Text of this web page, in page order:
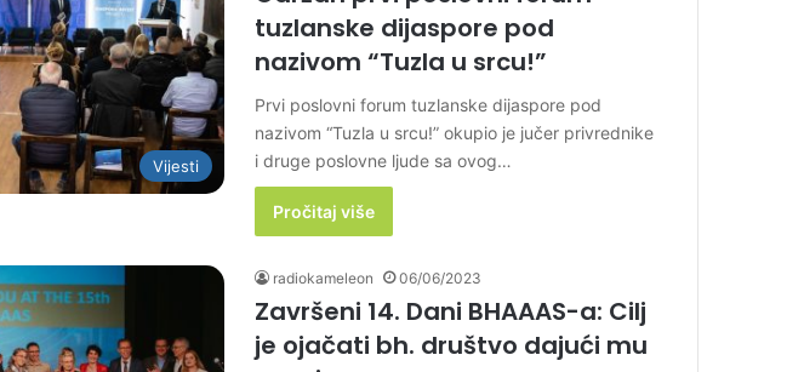
Vijesti
tuzlanske dijaspore pod
nazivom “Tuzla u srcu!”
Prvi poslovni forum tuzlanske dijaspore pod
nazivom “Tuzla u srcu!” okupio je jučer privrednike
i druge poslovne ljude sa ovog…
Pročitaj više
radiokameleon 06/06/2023
Završeni 14. Dani BHAAAS-a: Cilj
je ojačati bh. društvo dajući mu